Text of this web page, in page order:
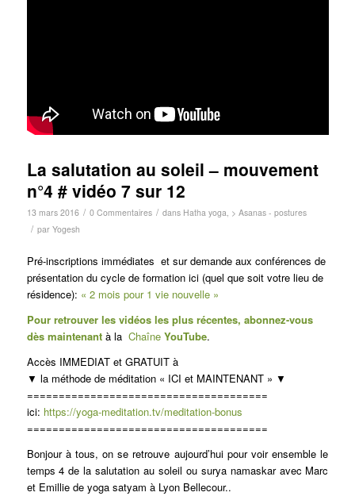
La salutation au soleil – mouvement
n°4 # vidéo 7 sur 12
13 mars 2016 / 0 Commentaires / dans Hatha yoga, > Asanas - postures
/ par Yogesh
Pré-inscriptions immédiates et sur demande aux conférences de
présentation du cycle de formation ici (quel que soit votre lieu de
résidence): « 2 mois pour 1 vie nouvelle »
Pour retrouver les vidéos les plus récentes, abonnez-vous
dès maintenantà la Chaîne YouTube.
Accès IMMEDIAT et GRATUIT à
▼ la méthode de méditation « ICI et MAINTENANT » ▼
======================================
ici: https://yoga-meditation.tv/meditation-bonus
======================================
Bonjour à tous, on se retrouve aujourd’hui pour voir ensemble le
temps 4 de la salutation au soleil ou surya namaskar avec Marc
et Emillie de yoga satyam à Lyon Bellecour..